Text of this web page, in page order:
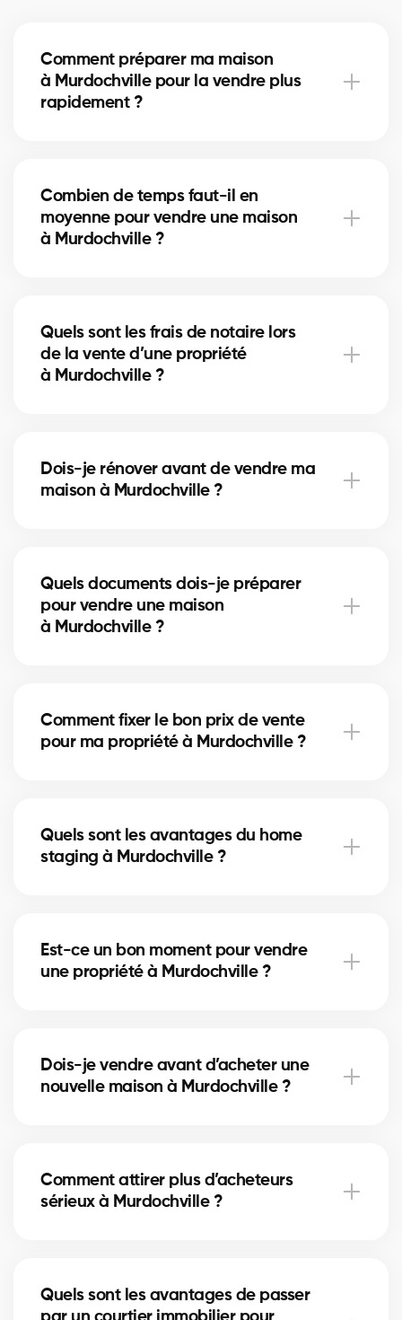
Comment préparer ma maison
à Murdochville pour la vendre plus
rapidement ?
accélérer la vente. Nos courtiers à Murdochville vous
conseillent sur les améliorations les plus rentables.
Combien de temps faut-il en
moyenne pour vendre une maison
à Murdochville ?
courtiers utilisent des stratégies de mise en marché
pour réduire les délais de vente.
Quels sont les frais de notaire lors
de la vente d’une propriété
à Murdochville ?
l’hypothèque. Nos courtiers peuvent vous aider à
planifier ces coûts.
Dois-je rénover avant de vendre ma
maison à Murdochville ?
bain peuvent augmenter la valeur perçue. Nos
experts vous indiquent les améliorations utiles.
Quels documents dois-je préparer
pour vendre une maison
à Murdochville ?
courtiers à Murdochville vous guident pour
rassembler les documents nécessaires.
Comment fixer le bon prix de vente
pour ma propriété à Murdochville ?
prix compétitif qui attire des acheteurs sérieux.
Quels sont les avantages du home
staging à Murdochville ?
Cela peut accélérer la vente et augmenter le prix
obtenu.
Est-ce un bon moment pour vendre
une propriété à Murdochville ?
à Murdochville vous conseillent selon les tendances
actuelles.
Dois-je vendre avant d’acheter une
nouvelle maison à Murdochville ?
de manquer une opportunité. Nos courtiers vous
aident à choisir la bonne stratégie.
Comment attirer plus d’acheteurs
sérieux à Murdochville ?
augmentent vos chances d’attirer des acheteurs
Quels sont les avantages de passer